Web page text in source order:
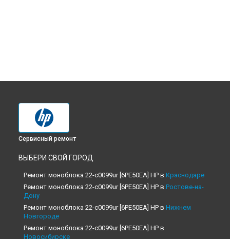
Сервисный ремонт
ВЫБЕРИ СВОЙ ГОРОД
Ремонт моноблока 22-c0099ur [6PE50EA] HP в Краснодаре
Ремонт моноблока 22-c0099ur [6PE50EA] HP в Ростове-на-
Дону
Ремонт моноблока 22-c0099ur [6PE50EA] HP в Нижнем
Новгороде
Ремонт моноблока 22-c0099ur [6PE50EA] HP в
Новосибирске